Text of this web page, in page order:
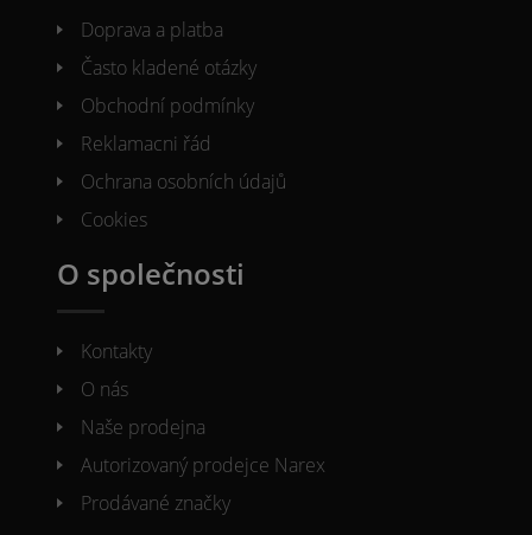
Doprava a platba
Často kladené otázky
Obchodní podmínky
Reklamacni řád
Ochrana osobních údajů
Cookies
O společnosti
Kontakty
O nás
Naše prodejna
Autorizovaný prodejce Narex
Prodávané značky